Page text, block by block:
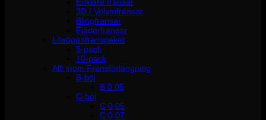
3D / Volymfransar
Blingfransar
Fjäderfransar
Lösögonfranspaket
5-pack
10-pack
Allt inom Fransförlängning
B-böj
B 0.05
C-böj
C 0,05
C 0,07